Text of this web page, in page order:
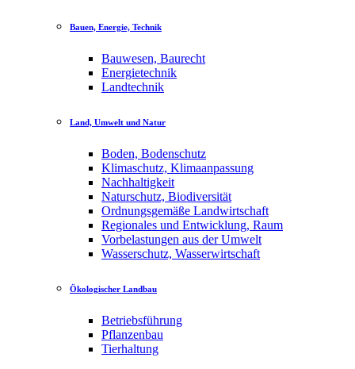
Bauen, Energie, Technik
Bauwesen, Baurecht
Energietechnik
Landtechnik
Land, Umwelt und Natur
Boden, Bodenschutz
Klimaschutz, Klimaanpassung
Nachhaltigkeit
Naturschutz, Biodiversität
Ordnungsgemäße Landwirtschaft
Regionales und Entwicklung, Raum
Vorbelastungen aus der Umwelt
Wasserschutz, Wasserwirtschaft
Ökologischer Landbau
Betriebsführung
Pflanzenbau
Tierhaltung